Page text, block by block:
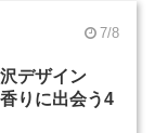
7/8
デザイン
りに出会う4